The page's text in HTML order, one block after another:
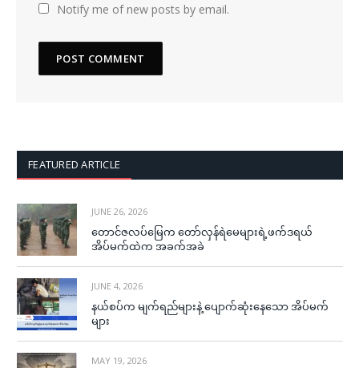
Notify me of new posts by email.
FEATURED ARTICLE
JUNE 26, 2026
တောင်ဇလပ်မြေက တော်လှန်ရဲမေများရဲ့ဖက်ဒရယ်
အိပ်မက်ထဲက အခက်အခဲ
JUNE 4, 2026
နယ်စပ်က မျက်ရည်များနဲ့ ပျောက်ဆုံးနေသော အိပ်မက်
များ
MAY 19, 2026